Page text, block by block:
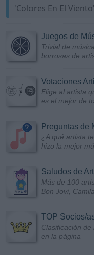
'Colores En El
Juegos de
Trivial de
borrosas de
Votaciones
Elige al artista
es el mejor de
Preguntas de
¿A qué artista
hizo la mejor
Saludos de
Más de 100
Bon Jovi,
TOP Socios/
Clasificación
en la página